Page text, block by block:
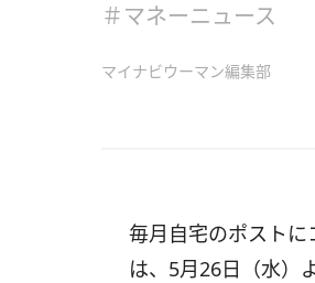
＃マネーニュース
マイナビウーマン編集部
毎月自宅のポストに
は、5月26日（水）